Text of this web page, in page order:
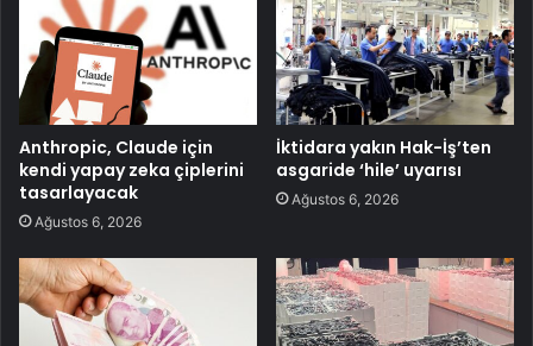
Anthropic, Claude için
kendi yapay zeka çiplerini
tasarlayacak
Ağustos 6, 2026
İktidara yakın Hak-İş’ten
asgaride ‘hile’ uyarısı
Ağustos 6, 2026